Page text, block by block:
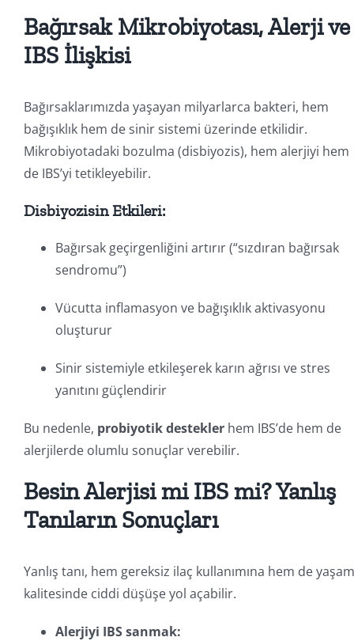
Bağırsak Mikrobiyotası, Alerji ve
IBS İlişkisi
Bağırsaklarımızda yaşayan milyarlarca bakteri, hem
bağışıklık hem de sinir sistemi üzerinde etkilidir.
Mikrobiyotadaki bozulma (disbiyozis), hem alerjiyi hem
de IBS’yi tetikleyebilir.
Disbiyozisin Etkileri:
Bağırsak geçirgenliğini artırır (“sızdıran bağırsak
sendromu”)
Vücutta inflamasyon ve bağışıklık aktivasyonu
oluşturur
Sinir sistemiyle etkileşerek karın ağrısı ve stres
yanıtını güçlendirir
Bu nedenle, probiyotik desteklerhem IBS’de hem de
alerjilerde olumlu sonuçlar verebilir.
Besin Alerjisi mi IBS mi? Yanlış
Tanıların Sonuçları
Yanlış tanı, hem gereksiz ilaç kullanımına hem de yaşam
kalitesinde ciddi düşüşe yol açabilir.
Alerjiyi IBS sanmak: